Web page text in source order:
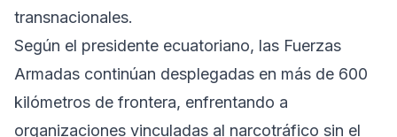
transnacionales.
Según el presidente ecuatoriano, las Fuerzas
Armadas continúan desplegadas en más de 600
kilómetros de frontera, enfrentando a
organizaciones vinculadas al narcotráfico sin el